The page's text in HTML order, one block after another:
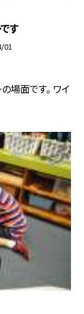
す
01
場面です。 ワイ